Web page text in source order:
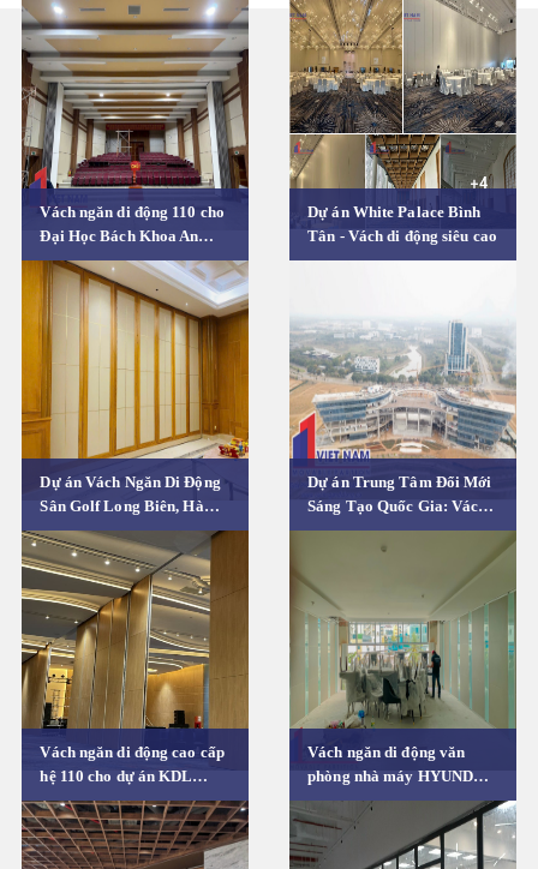
Vách ngăn di động 110 cho
Đại Học Bách Khoa An
Giang
Dự án White Palace Bình
Tân - Vách di động siêu cao
Dự án Vách Ngăn Di Động
Sân Golf Long Biên, Hà
Nội
Dự án Trung Tâm Đổi Mới
Sáng Tạo Quốc Gia: Vách
ngăn di động cho khối nhà
Vách ngăn di động cao cấp
hệ 110 cho dự án KDL
Quốc tế Đồi Rồng Đồ Sơn
(Hải Phòng)
Vách ngăn di động văn
phòng nhà máy HYUNDAI
Thành Công (Ninh Bình)